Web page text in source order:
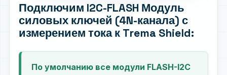
Подключим I2C-FLASH Модуль
силовых ключей (4N-канала) с
измерением тока к Trema Shield:
По умолчанию все модули FLASH-I2C